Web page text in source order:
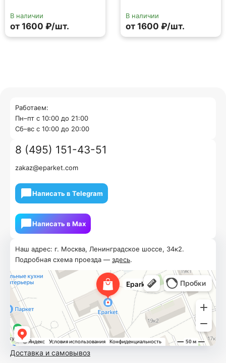
В наличии
от 1600 ₽/шт.
В наличии
от 1600 ₽/шт.
Доставка и самовывоз
Наш адрес: г. Москва, Ленинградское шоссе, 34к2.
Подробная схема проезда — здесь.
Работаем:
Пн–пт с 10:00 до 21:00
Cб–вс с 10:00 до 20:00
8 (495) 151-43-51
zakaz@eparket.com
Написать в Telegram
Написать в Мах